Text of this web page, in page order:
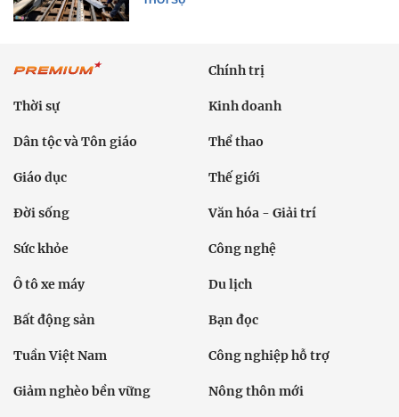
Chính trị
Thời sự Kinh doanh
Dân tộc và Tôn giáo Thể thao
Giáo dục Thế giới
Đời sống Văn hóa - Giải trí
Sức khỏe Công nghệ
Ô tô xe máy Du lịch
Bất động sản Bạn đọc
Tuần Việt Nam Công nghiệp hỗ trợ
Giảm nghèo bền vững Nông thôn mới